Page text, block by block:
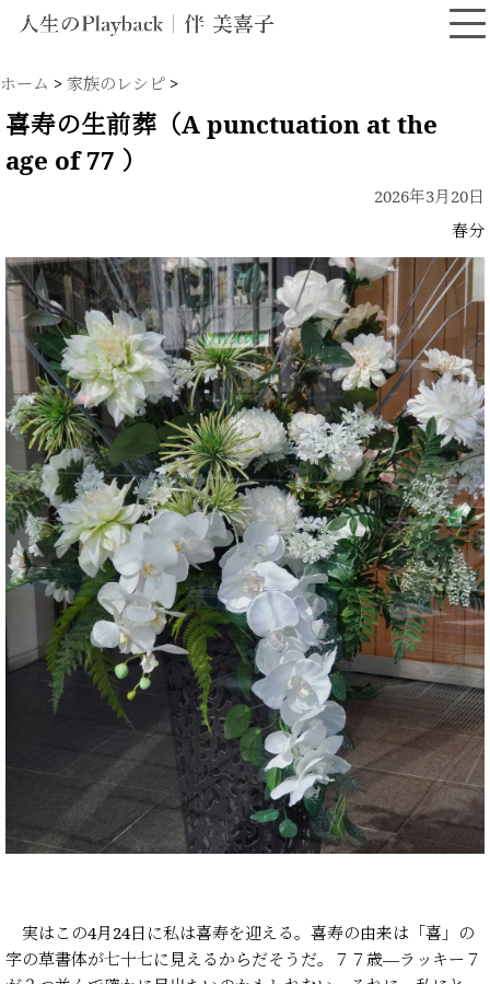
ホーム > 家族のレシピ >
喜寿の生前葬（A punctuation at the
age of 77 ）
2026年3月20日
春分
実はこの4月24日に私は喜寿を迎える。喜寿の由来は「喜」の
字の草書体が七十七に見えるからだそうだ。７７歳―ラッキー７